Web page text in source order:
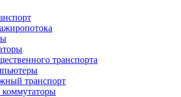
транспорта
транспорт